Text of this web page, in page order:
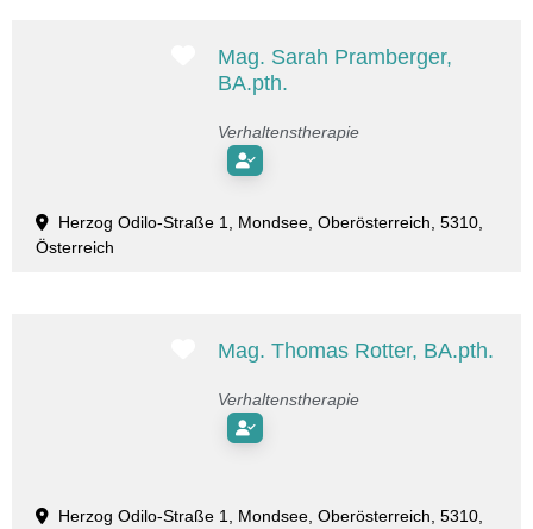
Favorit
Mag. Sarah Pramberger,
BA.pth.
Verhaltenstherapie
Herzog Odilo-Straße 1, Mondsee, Oberösterreich, 5310,
Österreich
Favorit
Mag. Thomas Rotter, BA.pth.
Verhaltenstherapie
Herzog Odilo-Straße 1, Mondsee, Oberösterreich, 5310,